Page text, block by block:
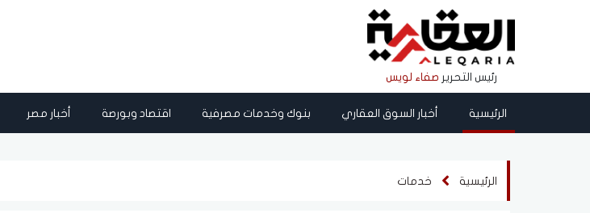
رئيس التحرير صفاء لويس
الرئيسية أخبار السوق العقاري بنوك وخدمات مصرفية اقتصاد وبورصة أخبار مصر
الرئيسية خدمات